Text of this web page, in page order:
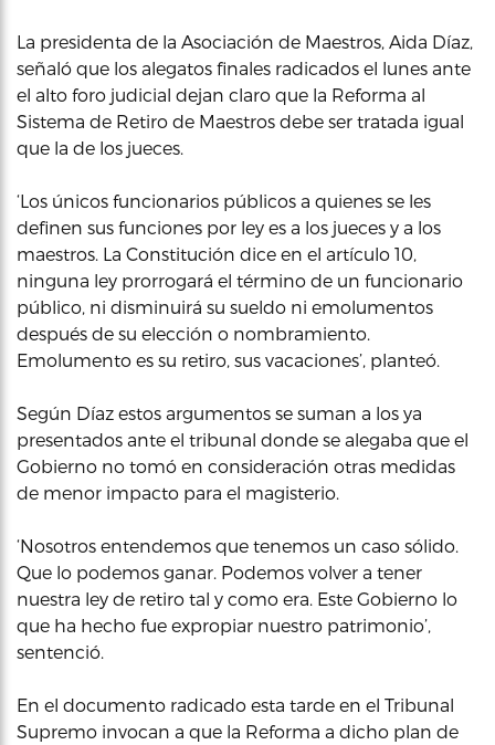
La presidenta de la Asociación de Maestros, Aida Díaz,
señaló que los alegatos finales radicados el lunes ante
el alto foro judicial dejan claro que la Reforma al
Sistema de Retiro de Maestros debe ser tratada igual
que la de los jueces.
‘Los únicos funcionarios públicos a quienes se les
definen sus funciones por ley es a los jueces y a los
maestros. La Constitución dice en el artículo 10,
ninguna ley prorrogará el término de un funcionario
público, ni disminuirá su sueldo ni emolumentos
después de su elección o nombramiento.
Emolumento es su retiro, sus vacaciones’, planteó.
Según Díaz estos argumentos se suman a los ya
presentados ante el tribunal donde se alegaba que el
Gobierno no tomó en consideración otras medidas
de menor impacto para el magisterio.
‘Nosotros entendemos que tenemos un caso sólido.
Que lo podemos ganar. Podemos volver a tener
nuestra ley de retiro tal y como era. Este Gobierno lo
que ha hecho fue expropiar nuestro patrimonio’,
sentenció.
En el documento radicado esta tarde en el Tribunal
Supremo invocan a que la Reforma a dicho plan de